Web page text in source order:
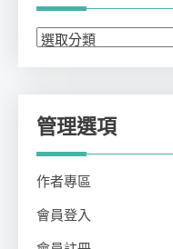
分
管理選項
作者專區
會員登入